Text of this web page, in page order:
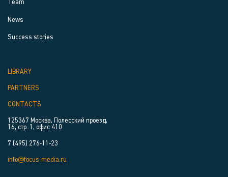
Team
News
Success stories
LIBRARY
PARTNERS
CONTACTS
125367 Москва, Полесский проезд,
16, стр. 1, офис 410
7 (495) 276-11-23
info@focus-media.ru